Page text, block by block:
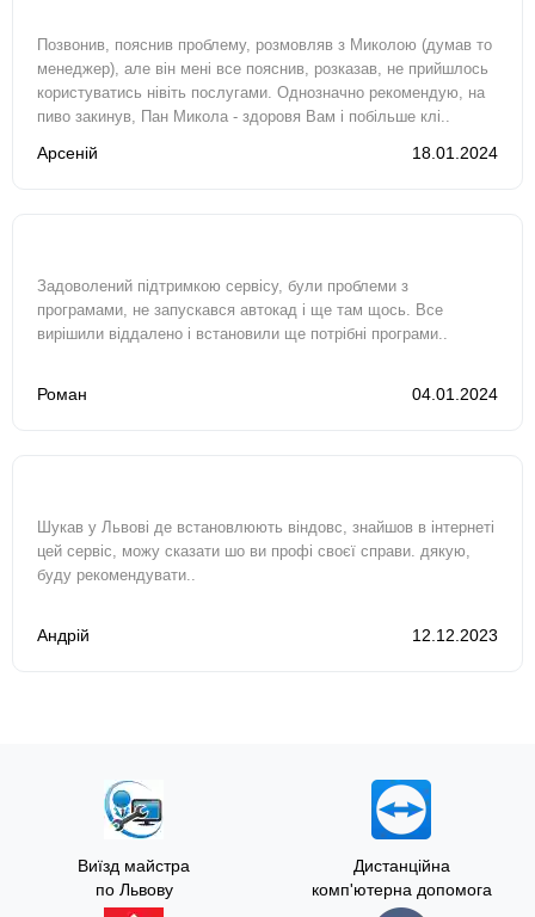
Позвонив, пояснив проблему, розмовляв з Миколою (думав то
менеджер), але він мені все пояснив, розказав, не прийшлось
користуватись нівіть послугами. Однозначно рекомендую, на
пиво закинув, Пан Микола - здоровя Вам і побільше клі..
Арсеній 18.01.2024
Задоволений підтримкою сервісу, були проблеми з
програмами, не запускався автокад і ще там щось. Все
вирішили віддалено і встановили ще потрібні програми..
Роман 04.01.2024
Шукав у Львові де встановлюють віндовс, знайшов в інтернеті
цей сервіс, можу сказати шо ви профі своєї справи. дякую,
буду рекомендувати..
Андрій 12.12.2023
Виїзд майстра
по Львову
Дистанційна
комп'ютерна допомога